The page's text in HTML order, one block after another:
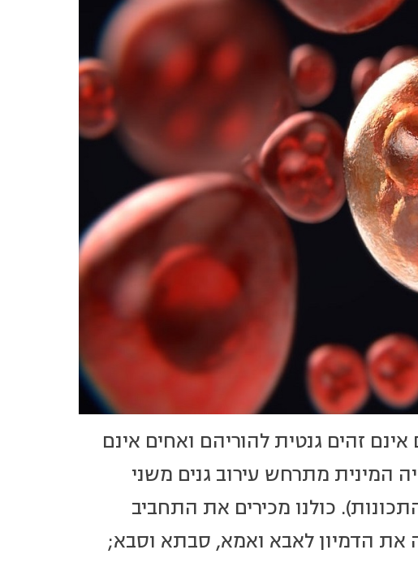
אינם זהים גנטית להוריהם ואחים אינם
המינית מתרחש עירוב גנים משני
כולנו מכירים את התחביב
הדמיון לאבא ואמא, סבתא וסבא;